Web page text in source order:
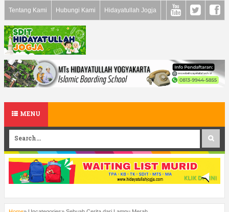
Tentang Kami Hubungi Kami Hidayatullah Jogja
MENU